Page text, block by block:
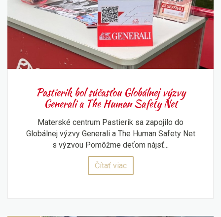
Pastierik bol súčasťou Globálnej výzvy
Generali a The Human Safety Net
Materské centrum Pastierik sa zapojilo do
Globálnej výzvy Generali a The Human Safety Net
s výzvou Pomôžme deťom nájsť...
Čítať viac